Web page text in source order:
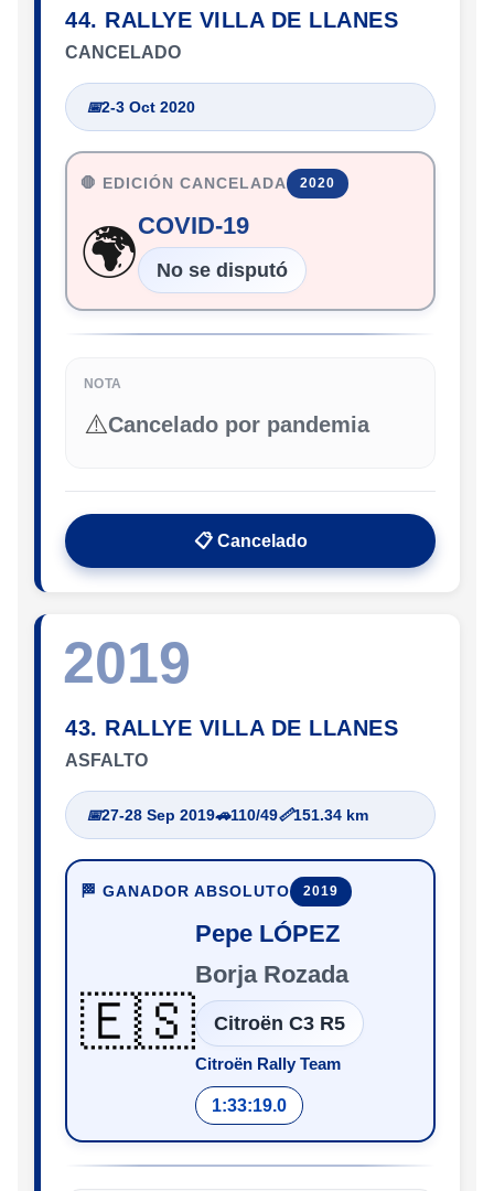
44. RALLYE VILLA DE LLANES
CANCELADO
📅2-3 Oct 2020
🛑 EDICIÓN CANCELADA 2020
🌍COVID-19
No se disputó
NOTA
⚠️Cancelado por pandemia
📋 Cancelado
2019
43. RALLYE VILLA DE LLANES
ASFALTO
📅27-28 Sep 2019🚗110/49📏151.34 km
🏁 GANADOR ABSOLUTO 2019
🇪🇸
Pepe LÓPEZ
Borja Rozada
Citroën C3 R5
Citroën Rally Team
1:33:19.0